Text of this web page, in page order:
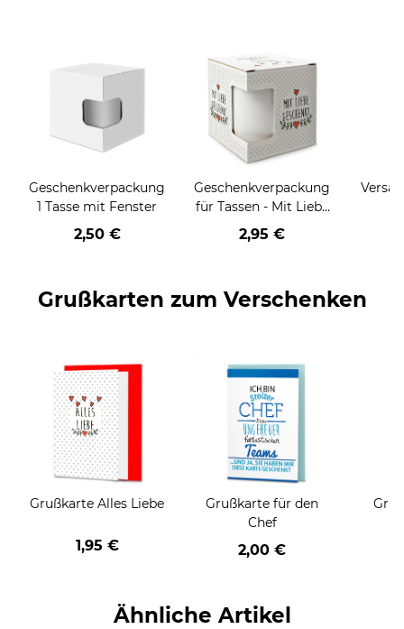
Geschenkverpackung
1 Tasse mit Fenster
2,50 €
Geschenkverpackung
für Tassen - Mit Liebe
geschenkt
2,95 €
Grußkarten zum Verschenken
Grußkarte Alles Liebe
1,95 €
Grußkarte für den
Chef
2,00 €
Ähnliche Artikel